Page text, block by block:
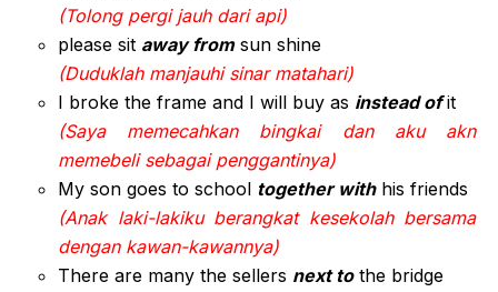
(Tolong pergi jauh dari api)
please sit away fromsun shine
(Duduklah manjauhi sinar matahari)
I broke the frame and I will buy as instead ofit
(Saya memecahkan bingkai dan aku akn
memebeli sebagai penggantinya)
My son goes to school together withhis friends
(Anak laki-lakiku berangkat kesekolah bersama
dengan kawan-kawannya)
There are many the sellers next tothe bridge